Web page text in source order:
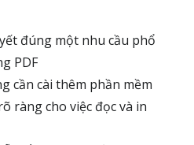
đúng một nhu cầu phổ
PDF
cần cài thêm phần mềm
ràng cho việc đọc và in